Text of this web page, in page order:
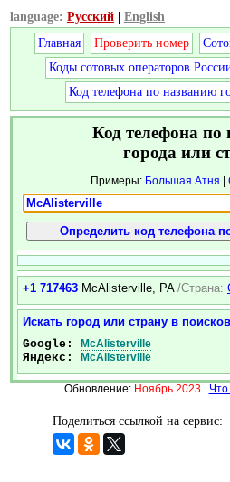
language: Русский
English
Главная
Проверить номер
Коды сотовых операторов
Код телефона по названию
Код телефона по
города или
Примеры: Большая Атня |
+1 717463 McAlisterville, PA /Страна:
Искать город или страну в
Google: McAlisterville
Яндекс: McAlisterville
Обновление: Ноябрь 2023 Что
Поделиться ссылкой на сервис: